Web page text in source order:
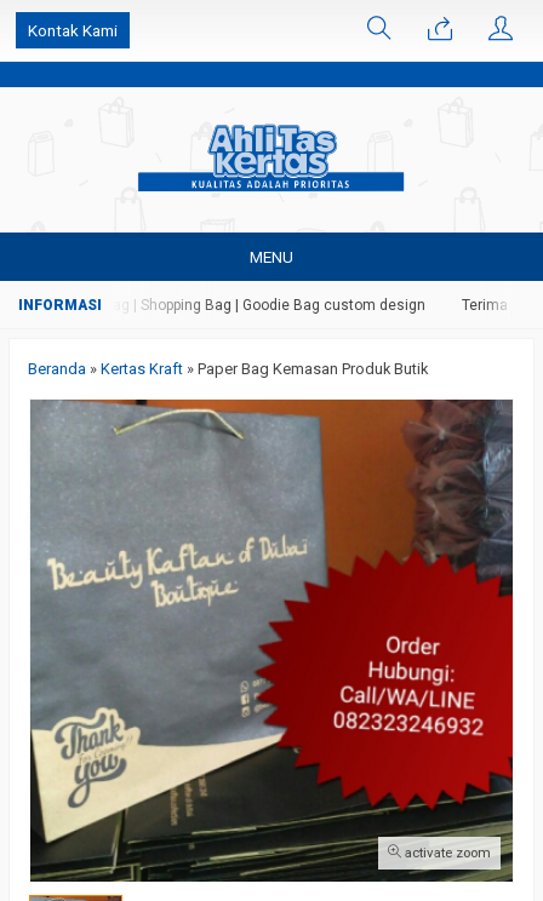
k6Ghe9jF9rmtx91MrSV7BIpW27id0SMW1kLEoe8rM2U
Kontak Kami
MENU
| Paper Bag | Shopping Bag | Goodie Bag custom design Terima jasa
Beranda » Kertas Kraft » Paper Bag Kemasan Produk Butik
activate zoom